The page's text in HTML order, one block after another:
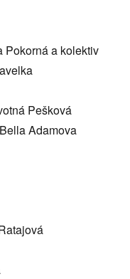
Pokorná a kolektiv
Pešková
Bella Adamova